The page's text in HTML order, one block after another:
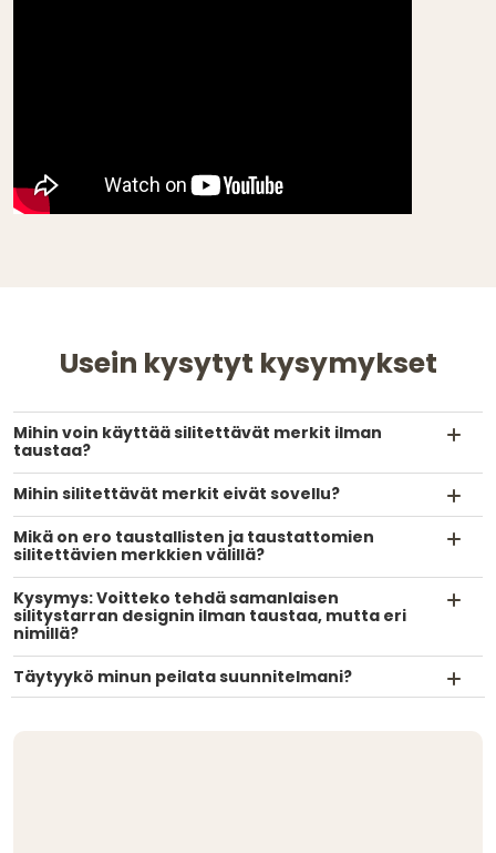
Usein kysytyt kysymykset
Mihin voin käyttää silitettävät merkit ilman
taustaa?
Mihin silitettävät merkit eivät sovellu?
Mikä on ero taustallisten ja taustattomien
silitettävien merkkien välillä?
Kysymys: Voitteko tehdä samanlaisen
silitystarran designin ilman taustaa, mutta eri
nimillä?
Täytyykö minun peilata suunnitelmani?